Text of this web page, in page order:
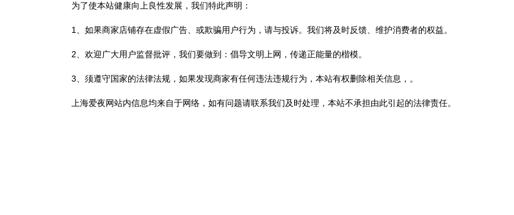
为了使本站健康向上良性发展，我们特此声明：
1、如果商家店铺存在虚假广告、或欺骗用户行为，请与投诉。我们将及时反馈、维护消费者的权益。
2、欢迎广大用户监督批评，我们要做到：倡导文明上网，传递正能量的楷模。
3、须遵守国家的法律法规，如果发现商家有任何违法违规行为，本站有权删除相关信息，。
上海爱夜网站内信息均来自于网络，如有问题请联系我们及时处理，本站不承担由此引起的法律责任。